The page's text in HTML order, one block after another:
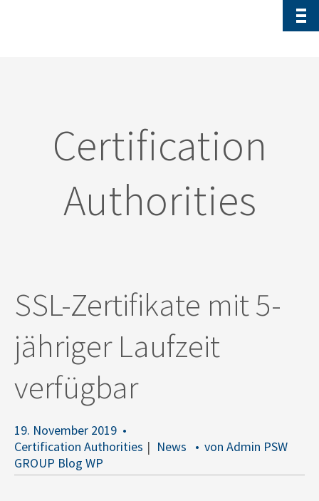
Certification
Authorities
SSL-Zertifikate mit 5-
jähriger Laufzeit
verfügbar
19. November 2019
Certification Authorities
News
von Admin PSW
GROUP Blog WP